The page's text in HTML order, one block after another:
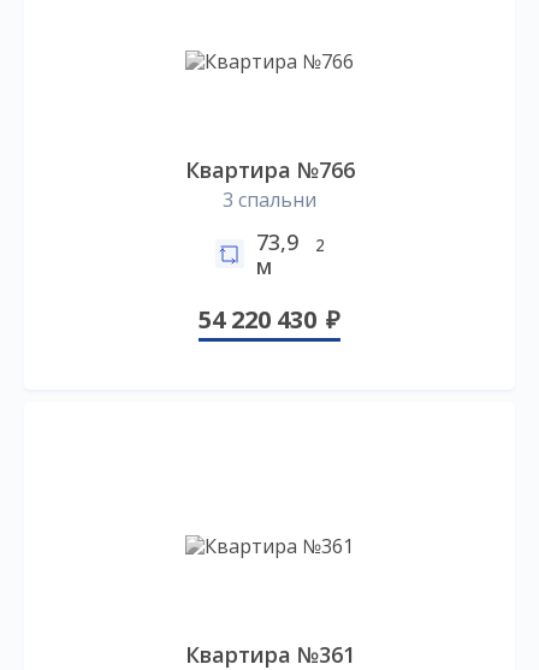
Квартира №766
3 спальни
73,9
м
2
54 220 430
Квартира №361